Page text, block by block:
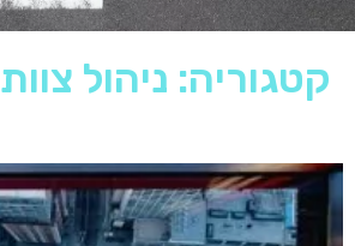
קטגוריה: ניהול צוות